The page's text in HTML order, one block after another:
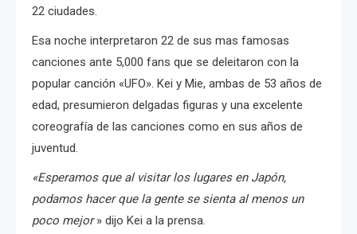
22 ciudades.
Esa noche interpretaron 22 de sus mas famosas
canciones ante 5,000 fans que se deleitaron con la
popular canción «UFO». Kei y Mie, ambas de 53 años de
edad, presumieron delgadas figuras y una excelente
coreografía de las canciones como en sus años de
juventud.
«Esperamos que al visitar los lugares en Japón,
podamos hacer que la gente se sienta al menos un
poco mejor» dijo Kei a la prensa.